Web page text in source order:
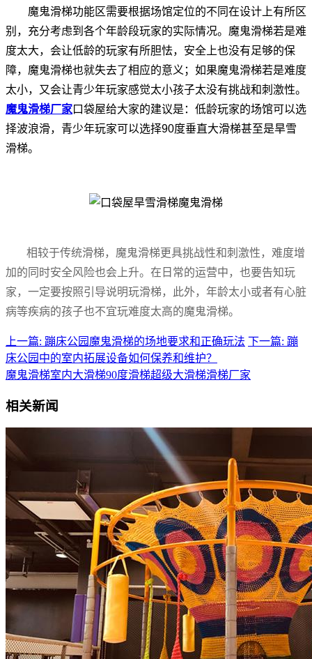
魔鬼滑梯功能区需要根据场馆定位的不同在设计上有所区
别，充分考虑到各个年龄段玩家的实际情况。魔鬼滑梯若是难
度太大，会让低龄的玩家有所胆怯，安全上也没有足够的保
障，魔鬼滑梯也就失去了相应的意义；如果魔鬼滑梯若是难度
太小，又会让青少年玩家感觉太小孩子太没有挑战和刺激性。
魔鬼滑梯厂家口袋屋给大家的建议是：低龄玩家的场馆可以选
择波浪滑，青少年玩家可以选择90度垂直大滑梯甚至是旱雪
滑梯。
相较于传统滑梯，魔鬼滑梯更具挑战性和刺激性，难度增
加的同时安全风险也会上升。在日常的运营中，也要告知玩
家，一定要按照引导说明玩滑梯，此外，年龄太小或者有心脏
病等疾病的孩子也不宜玩难度太高的魔鬼滑梯。
上一篇: 蹦床公园魔鬼滑梯的场地要求和正确玩法 下一篇: 蹦
床公园中的室内拓展设备如何保养和维护？
魔鬼滑梯室内大滑梯90度滑梯超级大滑梯滑梯厂家
相关新闻